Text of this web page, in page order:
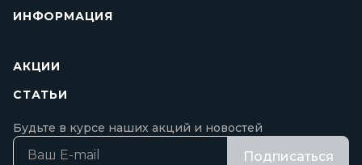
ИНФОРМАЦИЯ
АКЦИИ
СТАТЬИ
Будьте в курсе наших акций и новостей
Подписаться